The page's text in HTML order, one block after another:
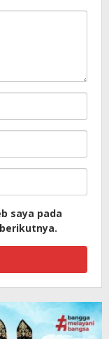
saya pada